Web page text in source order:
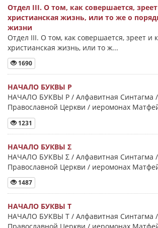
Отдел III. О том, как совершается,
христианская жизнь, или то же о
жизни
Отдел III. О том, как совершается, зреет и
христианская жизнь, или то ж...
1690
НАЧАЛО БУКВЫ Ρ
НАЧАЛО БУКВЫ Ρ / Алфавитная Синтагма
Православной Церкви / иеромонах
1231
НАЧАЛО БУКВЫ Σ
НАЧАЛО БУКВЫ Σ / Алфавитная Синтагма
Православной Церкви / иеромонах
1487
НАЧАЛО БУКВЫ Τ
НАЧАЛО БУКВЫ Τ / Алфавитная Синтагма